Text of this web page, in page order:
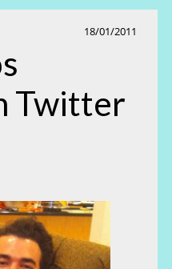
18/01/2011
Twitter